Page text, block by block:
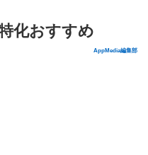
化おすすめ
AppMedia編集部